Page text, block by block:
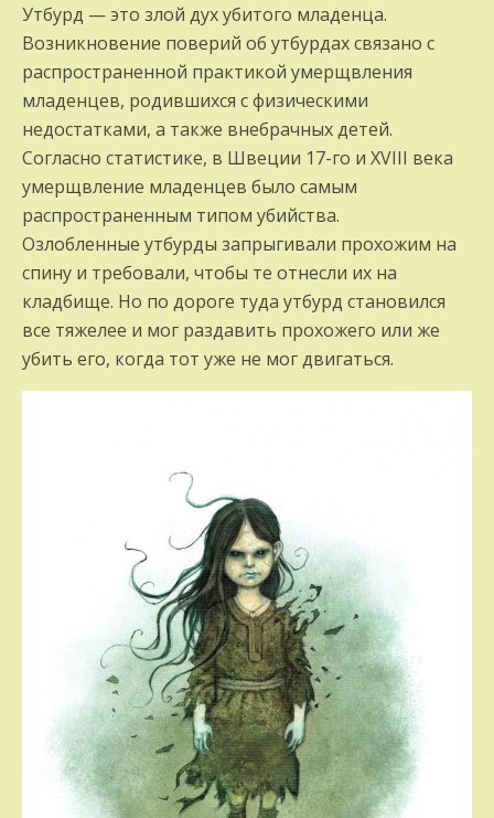
Утбурд — это злой дух убитого младенца.
Возникновение поверий об утбурдах связано с
распространенной практикой умерщвления
младенцев, родившихся с физическими
недостатками, а также внебрачных детей.
Согласно статистике, в Швеции 17-го и XVIII века
умерщвление младенцев было самым
распространенным типом убийства.
Озлобленные утбурды запрыгивали прохожим на
спину и требовали, чтобы те отнесли их на
кладбище. Но по дороге туда утбурд становился
все тяжелее и мог раздавить прохожего или же
убить его, когда тот уже не мог двигаться.